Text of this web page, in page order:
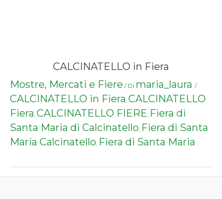
CALCINATELLO in Fiera
Mostre, Mercati e Fiere / Di maria_laura /
CALCINATELLO in Fiera, CALCINATELLO
Fiera, CALCINATELLO FIERE, Fiera di
Santa Maria di Calcinatello, Fiera di Santa
Maria Calcinatello, Fiera di Santa Maria